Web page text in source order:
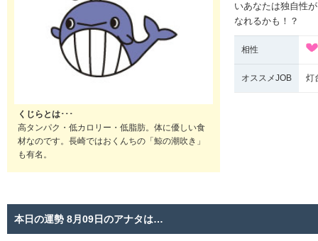
くじらとは･･･
高タンパク・低カロリー・低脂肪。体に優しい食
材なのです。長崎ではおくんちの「鯨の潮吹き」
も有名。
いあなたは独自性
なれるかも！？
相性
オススメJOB 灯
本日の運勢 8月09日のアナタは…